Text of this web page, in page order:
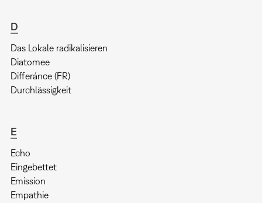
D
Das Lokale radikalisieren
Diatomee
Differánce (FR)
Durchlässigkeit
E
Echo
Eingebettet
Emission
Empathie